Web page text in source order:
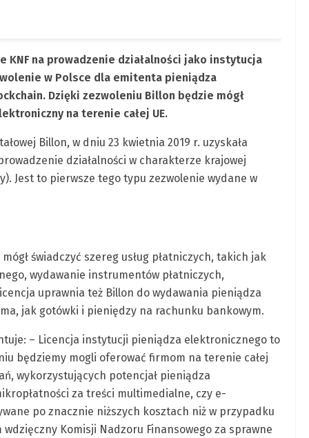
na prowadzenie działalności jako instytucja
w Polsce dla emitenta pieniądza
Dzięki zezwoleniu Billon będzie mógł
na terenie całej UE.
Billon, w dniu 23 kwietnia 2019 r. uzyskała
działalności w charakterze krajowej
Jest to pierwsze tego typu zezwolenie wydane w
świadczyć szereg usług płatniczych, takich jak
wydawanie instrumentów płatniczych,
uprawnia też Billon do wydawania pieniądza
jak gotówki i pieniędzy na rachunku bankowym.
– Licencja instytucji pieniądza elektronicznego to
będziemy mogli oferować firmom na terenie całej
wykorzystujących potencjał pieniądza
za treści multimedialne, czy e-
po znacznie niższych kosztach niż w przypadku
Komisji Nadzoru Finansowego za sprawne